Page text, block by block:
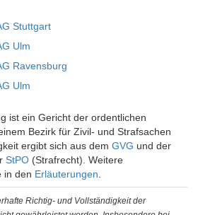
Stuttgart
Ulm
Ravensburg
Ulm
ist ein Gericht der ordentlichen
Bezirk für Zivil- und Strafsachen
ergibt sich aus dem GVG und der
StPO (Strafrecht). Weitere
in den Erläuterungen
Richtig- und Vollständigkeit der